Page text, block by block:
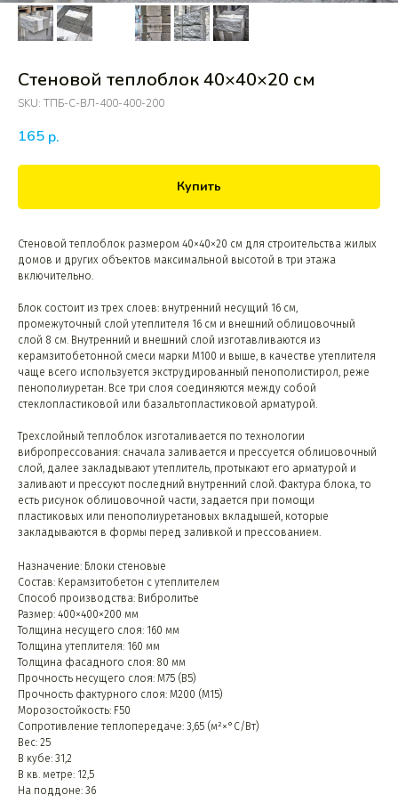
Стеновой теплоблок 40×40×20 см
SKU: ТПБ-С-ВЛ-400-400-200
165 р.
Купить
Стеновой теплоблок размером 40×40×20 см для строительства жилых
домов и других объектов максимальной высотой в три этажа
включительно.
Блок состоит из трех слоев: внутренний несущий 16 см,
промежуточный слой утеплителя 16 см и внешний облицовочный
слой 8 см. Внутренний и внешний слой изготавливаются из
керамзитобетонной смеси марки М100 и выше, в качестве утеплителя
чаще всего используется экструдированный пенополистирол, реже
пенополиуретан. Все три слоя соединяются между собой
стеклопластиковой или базальтопластиковой арматурой.
Трехслойный теплоблок изготаливается по технологии
вибропрессования: сначала заливается и прессуется облицовочный
слой, далее закладывают утеплитель, протыкают его арматурой и
заливают и прессуют последний внутренний слой. Фактура блока, то
есть рисунок облицовочной части, задается при помощи
пластиковых или пенополиуретановых вкладышей, которые
закладываются в формы перед заливкой и прессованием.
Назначение: Блоки стеновые
Состав: Керамзитобетон с утеплителем
Способ производства: Вибролитье
Размер: 400×400×200 мм
Толщина несущего слоя: 160 мм
Толщина утеплителя: 160 мм
Толщина фасадного слоя: 80 мм
Прочность несущего слоя: М75 (B5)
Прочность фактурного слоя: М200 (М15)
Морозостойкость: F50
Сопротивление теплопередаче: 3,65 (м²×°C/Вт)
Вес: 25
В кубе: 31,2
В кв. метре: 12,5
На поддоне: 36